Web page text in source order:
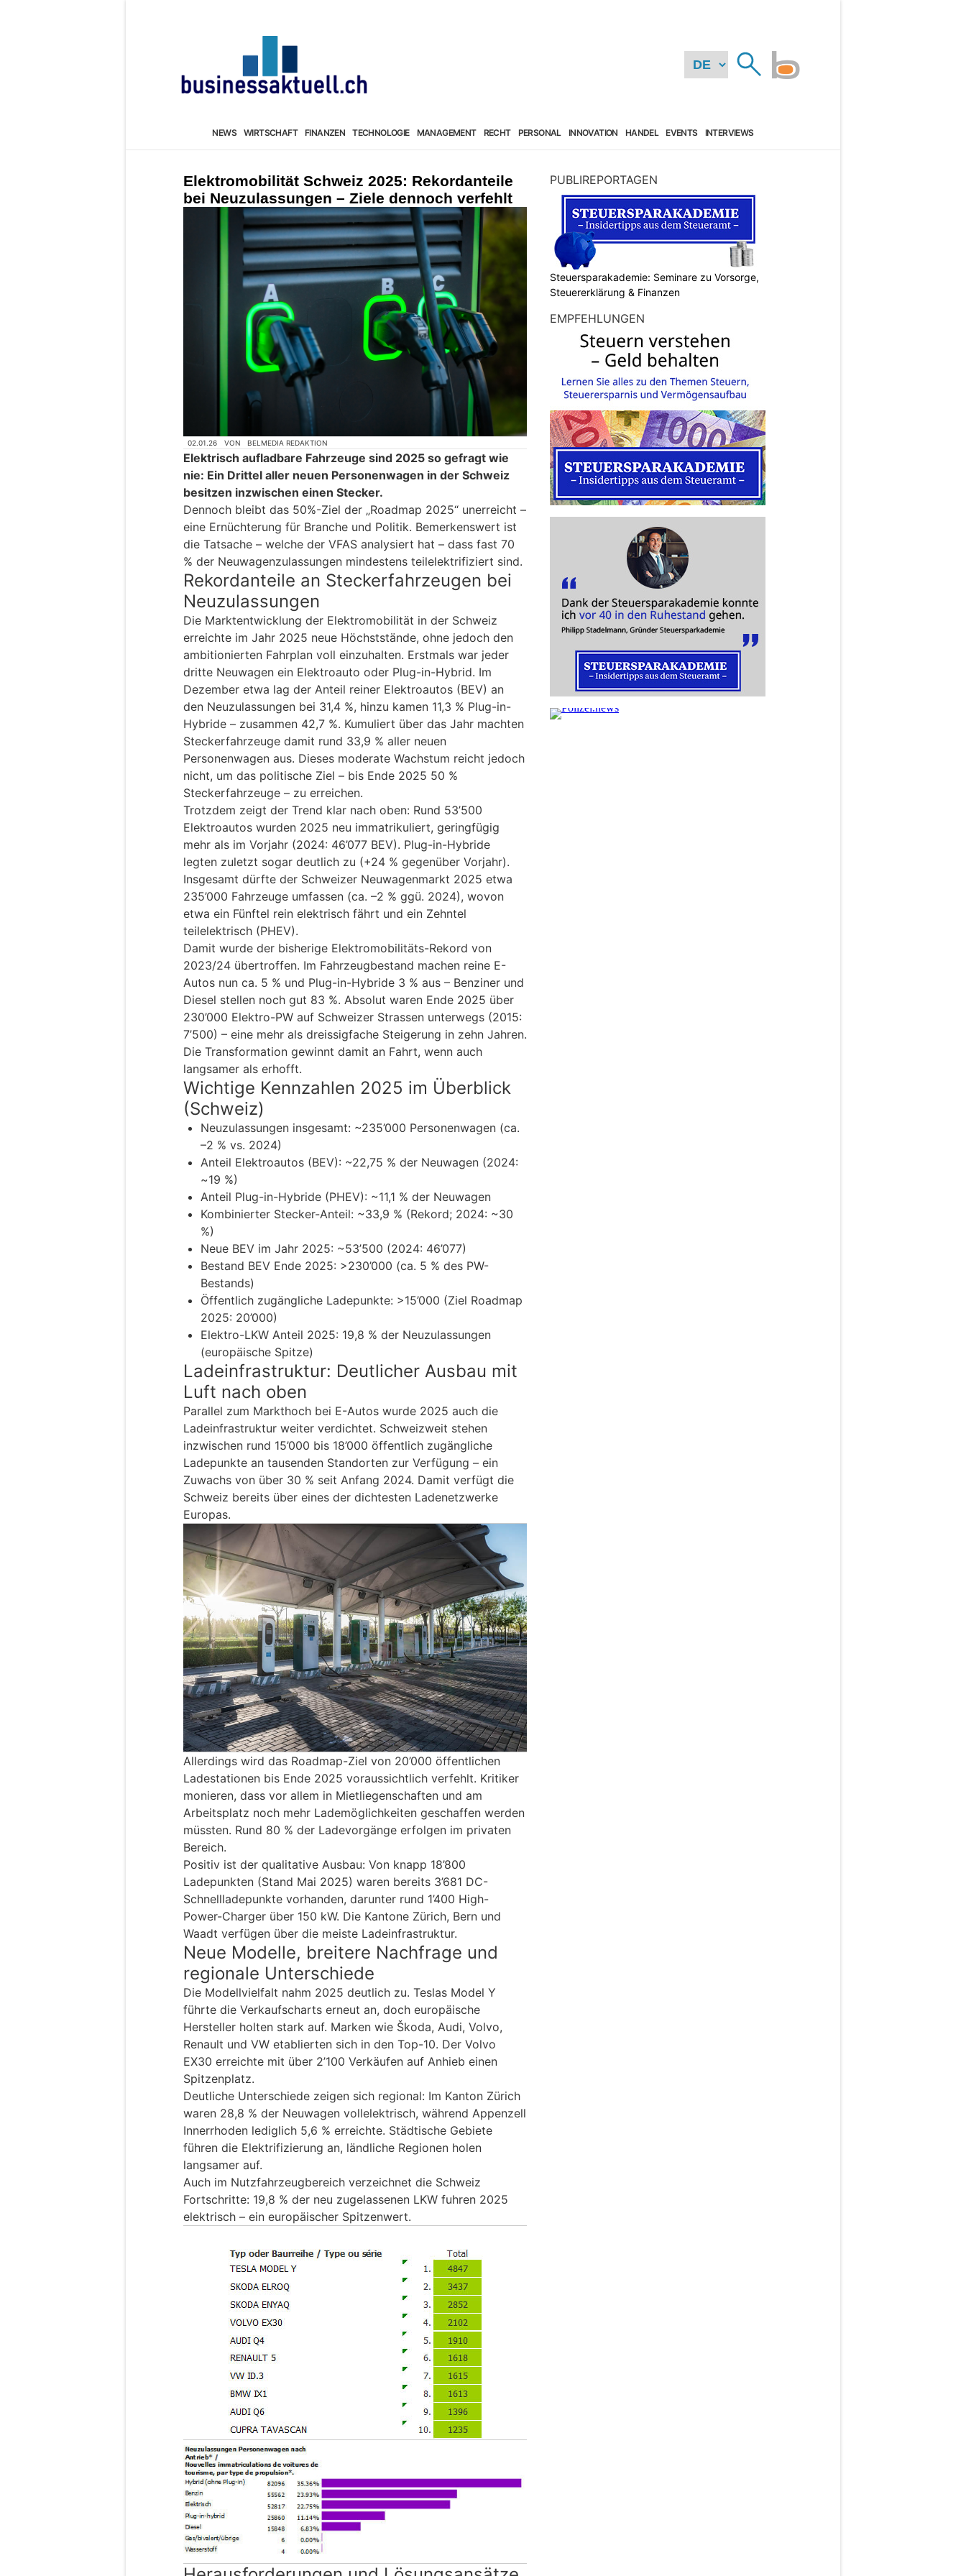
NEWS WIRTSCHAFT FINANZEN TECHNOLOGIE MANAGEMENT RECHT PERSONAL INNOVATION HANDEL EVENTS INTERVIEWS
Elektromobilität Schweiz 2025: Rekordanteile
bei Neuzulassungen – Ziele dennoch verfehlt
02.01.26 VON BELMEDIA REDAKTION
Elektrisch aufladbare Fahrzeuge sind 2025 so gefragt wie
nie: Ein Drittel aller neuen Personenwagen in der Schweiz
besitzen inzwischen einen Stecker.
Dennoch bleibt das 50%-Ziel der „Roadmap 2025“ unerreicht –
eine Ernüchterung für Branche und Politik. Bemerkenswert ist
die Tatsache – welche der VFAS analysiert hat – dass fast 70
% der Neuwagenzulassungen mindestens teilelektrifiziert sind.
Rekordanteile an Steckerfahrzeugen bei
Neuzulassungen
Die Marktentwicklung der Elektromobilität in der Schweiz
erreichte im Jahr 2025 neue Höchststände, ohne jedoch den
ambitionierten Fahrplan voll einzuhalten. Erstmals war jeder
dritte Neuwagen ein Elektroauto oder Plug-in-Hybrid. Im
Dezember etwa lag der Anteil reiner Elektroautos (BEV) an
den Neuzulassungen bei 31,4 %, hinzu kamen 11,3 % Plug-in-
Hybride – zusammen 42,7 %. Kumuliert über das Jahr machten
Steckerfahrzeuge damit rund 33,9 % aller neuen
Personenwagen aus. Dieses moderate Wachstum reicht jedoch
nicht, um das politische Ziel – bis Ende 2025 50 %
Steckerfahrzeuge – zu erreichen.
Trotzdem zeigt der Trend klar nach oben: Rund 53’500
Elektroautos wurden 2025 neu immatrikuliert, geringfügig
mehr als im Vorjahr (2024: 46’077 BEV). Plug-in-Hybride
legten zuletzt sogar deutlich zu (+24 % gegenüber Vorjahr).
Insgesamt dürfte der Schweizer Neuwagenmarkt 2025 etwa
235’000 Fahrzeuge umfassen (ca. –2 % ggü. 2024), wovon
etwa ein Fünftel rein elektrisch fährt und ein Zehntel
teilelektrisch (PHEV).
Damit wurde der bisherige Elektromobilitäts-Rekord von
2023/24 übertroffen. Im Fahrzeugbestand machen reine E-
Autos nun ca. 5 % und Plug-in-Hybride 3 % aus – Benziner und
Diesel stellen noch gut 83 %. Absolut waren Ende 2025 über
230’000 Elektro-PW auf Schweizer Strassen unterwegs (2015:
7’500) – eine mehr als dreissigfache Steigerung in zehn Jahren.
Die Transformation gewinnt damit an Fahrt, wenn auch
langsamer als erhofft.
Wichtige Kennzahlen 2025 im Überblick
(Schweiz)
Neuzulassungen insgesamt: ~235’000 Personenwagen (ca.
–2 % vs. 2024)
Anteil Elektroautos (BEV): ~22,75 % der Neuwagen (2024:
~19 %)
Anteil Plug-in-Hybride (PHEV): ~11,1 % der Neuwagen
Kombinierter Stecker-Anteil: ~33,9 % (Rekord; 2024: ~30
%)
Neue BEV im Jahr 2025: ~53’500 (2024: 46’077)
Bestand BEV Ende 2025: >230’000 (ca. 5 % des PW-
Bestands)
Öffentlich zugängliche Ladepunkte: >15’000 (Ziel Roadmap
2025: 20’000)
Elektro-LKW Anteil 2025: 19,8 % der Neuzulassungen
(europäische Spitze)
Ladeinfrastruktur: Deutlicher Ausbau mit
Luft nach oben
Parallel zum Markthoch bei E-Autos wurde 2025 auch die
Ladeinfrastruktur weiter verdichtet. Schweizweit stehen
inzwischen rund 15’000 bis 18’000 öffentlich zugängliche
Ladepunkte an tausenden Standorten zur Verfügung – ein
Zuwachs von über 30 % seit Anfang 2024. Damit verfügt die
Schweiz bereits über eines der dichtesten Ladenetzwerke
Europas.
Allerdings wird das Roadmap-Ziel von 20’000 öffentlichen
Ladestationen bis Ende 2025 voraussichtlich verfehlt. Kritiker
monieren, dass vor allem in Mietliegenschaften und am
Arbeitsplatz noch mehr Lademöglichkeiten geschaffen werden
müssten. Rund 80 % der Ladevorgänge erfolgen im privaten
Bereich.
Positiv ist der qualitative Ausbau: Von knapp 18’800
Ladepunkten (Stand Mai 2025) waren bereits 3’681 DC-
Schnellladepunkte vorhanden, darunter rund 1’400 High-
Power-Charger über 150 kW. Die Kantone Zürich, Bern und
Waadt verfügen über die meiste Ladeinfrastruktur.
Neue Modelle, breitere Nachfrage und
regionale Unterschiede
Die Modellvielfalt nahm 2025 deutlich zu. Teslas Model Y
führte die Verkaufscharts erneut an, doch europäische
Hersteller holten stark auf. Marken wie Škoda, Audi, Volvo,
Renault und VW etablierten sich in den Top-10. Der Volvo
EX30 erreichte mit über 2’100 Verkäufen auf Anhieb einen
Spitzenplatz.
Deutliche Unterschiede zeigen sich regional: Im Kanton Zürich
waren 28,8 % der Neuwagen vollelektrisch, während Appenzell
Innerrhoden lediglich 5,6 % erreichte. Städtische Gebiete
führen die Elektrifizierung an, ländliche Regionen holen
langsamer auf.
Auch im Nutzfahrzeugbereich verzeichnet die Schweiz
Fortschritte: 19,8 % der neu zugelassenen LKW fuhren 2025
elektrisch – ein europäischer Spitzenwert.
PUBLIREPORTAGEN
Steuersparakademie: Seminare zu Vorsorge,
Steuererklärung & Finanzen
EMPFEHLUNGEN